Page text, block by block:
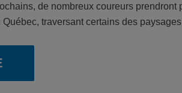
de nombreux coureurs prendront
traversant certains des